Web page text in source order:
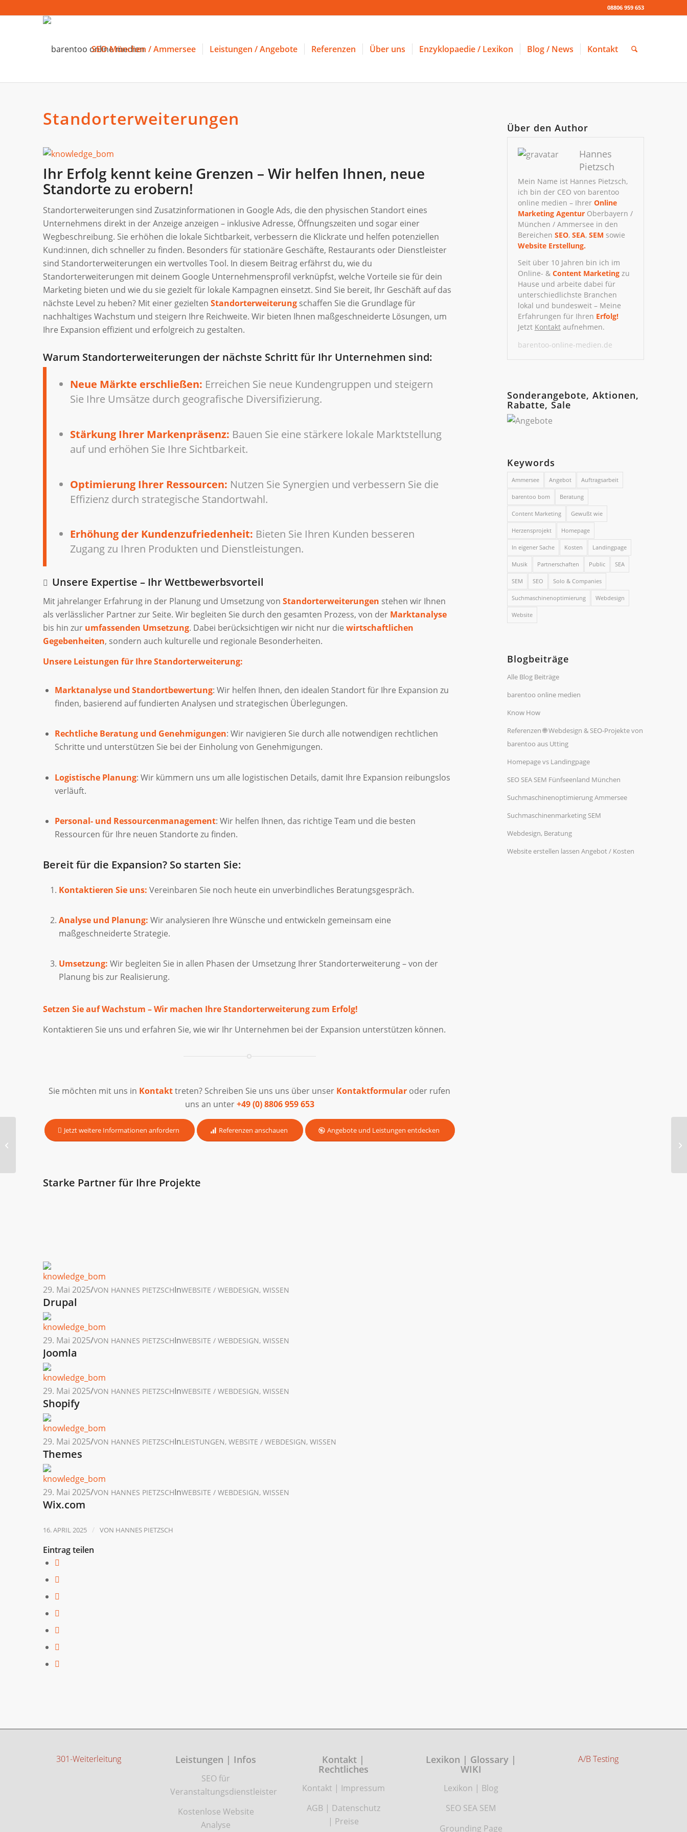
08806 959 653
SEO München / Ammersee Leistungen / Angebote Referenzen Über uns Enzyklopaedie / Lexikon Blog / News Kontakt
Standorterweiterungen
Ihr Erfolg kennt keine Grenzen – Wir helfen Ihnen, neue
Standorte zu erobern!
Standorterweiterungen sind Zusatzinformationen in Google Ads, die den physischen Standort eines
Unternehmens direkt in der Anzeige anzeigen – inklusive Adresse, Öffnungszeiten und sogar einer
Wegbeschreibung. Sie erhöhen die lokale Sichtbarkeit, verbessern die Klickrate und helfen potenziellen
Kund:innen, dich schneller zu finden. Besonders für stationäre Geschäfte, Restaurants oder Dienstleister
sind Standorterweiterungen ein wertvolles Tool. In diesem Beitrag erfährst du, wie du
Standorterweiterungen mit deinem Google Unternehmensprofil verknüpfst, welche Vorteile sie für dein
Marketing bieten und wie du sie gezielt für lokale Kampagnen einsetzt. Sind Sie bereit, Ihr Geschäft auf das
nächste Level zu heben? Mit einer gezielten Standorterweiterungschaffen Sie die Grundlage für
nachhaltiges Wachstum und steigern Ihre Reichweite. Wir bieten Ihnen maßgeschneiderte Lösungen, um
Ihre Expansion effizient und erfolgreich zu gestalten.
Warum Standorterweiterungen der nächste Schritt für Ihr Unternehmen sind:
Neue Märkte erschließen: Erreichen Sie neue Kundengruppen und steigern
Sie Ihre Umsätze durch geografische Diversifizierung.
Stärkung Ihrer Markenpräsenz: Bauen Sie eine stärkere lokale Marktstellung
auf und erhöhen Sie Ihre Sichtbarkeit.
Optimierung Ihrer Ressourcen: Nutzen Sie Synergien und verbessern Sie die
Effizienz durch strategische Standortwahl.
Erhöhung der Kundenzufriedenheit: Bieten Sie Ihren Kunden besseren
Zugang zu Ihren Produkten und Dienstleistungen.
Unsere Expertise – Ihr Wettbewerbsvorteil
Mit jahrelanger Erfahrung in der Planung und Umsetzung von Standorterweiterungen stehen wir Ihnen
als verlässlicher Partner zur Seite. Wir begleiten Sie durch den gesamten Prozess, von der Marktanalyse
bis hin zur umfassenden Umsetzung. Dabei berücksichtigen wir nicht nur die wirtschaftlichen
Gegebenheiten, sondern auch kulturelle und regionale Besonderheiten.
Unsere Leistungen für Ihre Standorterweiterung:
Marktanalyse und Standortbewertung: Wir helfen Ihnen, den idealen Standort für Ihre Expansion zu
finden, basierend auf fundierten Analysen und strategischen Überlegungen.
Rechtliche Beratung und Genehmigungen: Wir navigieren Sie durch alle notwendigen rechtlichen
Schritte und unterstützen Sie bei der Einholung von Genehmigungen.
Logistische Planung: Wir kümmern uns um alle logistischen Details, damit Ihre Expansion reibungslos
verläuft.
Personal- und Ressourcenmanagement: Wir helfen Ihnen, das richtige Team und die besten
Ressourcen für Ihre neuen Standorte zu finden.
Bereit für die Expansion? So starten Sie:
Kontaktieren Sie uns: Vereinbaren Sie noch heute ein unverbindliches Beratungsgespräch.
Analyse und Planung: Wir analysieren Ihre Wünsche und entwickeln gemeinsam eine
maßgeschneiderte Strategie.
Umsetzung: Wir begleiten Sie in allen Phasen der Umsetzung Ihrer Standorterweiterung – von der
Planung bis zur Realisierung.
Setzen Sie auf Wachstum – Wir machen Ihre Standorterweiterung zum Erfolg!
Kontaktieren Sie uns und erfahren Sie, wie wir Ihr Unternehmen bei der Expansion unterstützen können.
Sie möchten mit uns in Kontakttreten? Schreiben Sie uns uns über unser Kontaktformular oder rufen
uns an unter+49 (0) 8806 959 653
Jetzt weitere Informationen anfordern Referenzen anschauen Angebote und Leistungen entdecken
Starke Partner für Ihre Projekte
29. Mai 2025/VON HANNES PIETZSCHInWEBSITE / WEBDESIGN, WISSEN
Drupal
29. Mai 2025/VON HANNES PIETZSCHInWEBSITE / WEBDESIGN, WISSEN
Joomla
29. Mai 2025/VON HANNES PIETZSCHInWEBSITE / WEBDESIGN, WISSEN
Shopify
29. Mai 2025/VON HANNES PIETZSCHInLEISTUNGEN, WEBSITE / WEBDESIGN, WISSEN
Themes
29. Mai 2025/VON HANNES PIETZSCHInWEBSITE / WEBDESIGN, WISSEN
Wix.com
16. APRIL 2025 / VON HANNES PIETZSCH
Eintrag teilen
Über den Author
Hannes
Pietzsch
Mein Name ist Hannes Pietzsch,
ich bin der CEO von barentoo
online medien – Ihrer Online
Marketing AgenturOberbayern /
München / Ammersee in den
Bereichen SEO, SEA, SEM sowie
Website Erstellung.
Seit über 10 Jahren bin ich im
Online- & Content Marketingzu
Hause und arbeite dabei für
unterschiedlichste Branchen
lokal und bundesweit – Meine
Erfahrungen für Ihren Erfolg!
Jetzt Kontaktaufnehmen.
barentoo-online-medien.de
Sonderangebote, Aktionen,
Rabatte, Sale
Keywords
Ammersee Angebot Auftragsarbeit
barentoo bom Beratung
Content Marketing Gewußt wie
Herzensprojekt Homepage
In eigener Sache Kosten Landingpage
Musik Partnerschaften Public SEA
SEM SEO Solo & Companies
Suchmaschinenoptimierung Webdesign
Website
Blogbeiträge
Alle Blog Beiträge
barentoo online medien
Know How
Referenzen 🌐 Webdesign & SEO-Projekte von
barentoo aus Utting
Homepage vs Landingpage
SEO SEA SEM Fünfseenland München
Suchmaschinenoptimierung Ammersee
Suchmaschinenmarketing SEM
Webdesign, Beratung
Website erstellen lassen Angebot / Kosten
301-Weiterleitung Leistungen | Infos
SEO für
Veranstaltungsdienstleister
Kostenlose Website
Analyse
Kontakt |
Rechtliches
Kontakt | Impressum
AGB| Datenschutz
| Preise
Lexikon | Glossary |
WIKI
Lexikon | Blog
SEO SEA SEM
Grounding Page
A/B Testing
Sprechende URLs